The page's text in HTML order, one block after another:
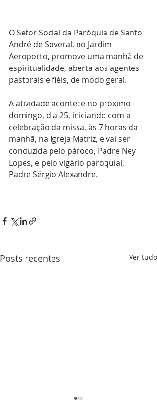
O Setor Social da Paróquia de Santo
André de Soveral, no Jardim
Aeroporto, promove uma manhã de
espiritualidade, aberta aos agentes
pastorais e fiéis, de modo geral.
A atividade acontece no próximo
domingo, dia 25, iniciando com a
celebração da missa, às 7 horas da
manhã, na Igreja Matriz, e vai ser
conduzida pelo pároco, Padre Ney
Lopes, e pelo vigário paroquial,
Padre Sérgio Alexandre.
Posts recentes Ver tudo